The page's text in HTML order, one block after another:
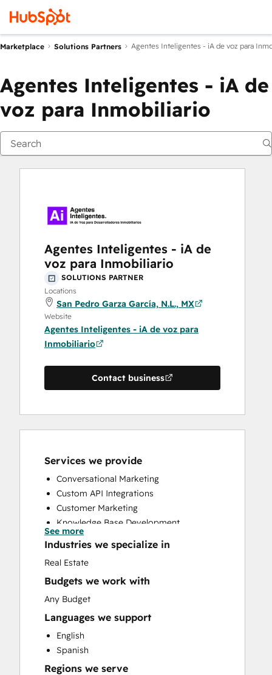
Marketplace Solutions Partners Agentes Inteligentes - iA de voz para
Agentes Inteligentes - iA de
voz para Inmobiliario
Agentes Inteligentes - iA de
voz para Inmobiliario
SOLUTIONS PARTNER
Locations
San Pedro Garza García, N.L., MX
Website
Agentes Inteligentes - iA de voz para
Inmobiliario
Contact business
Services we provide
Conversational Marketing
Custom API Integrations
Customer Marketing
Knowledge Base Development
Programmable Automation
Sales and Marketing Alignment
Website Development
See more
Industries we specialize in
Real Estate
Budgets we work with
Any Budget
Languages we support
English
Spanish
Regions we serve